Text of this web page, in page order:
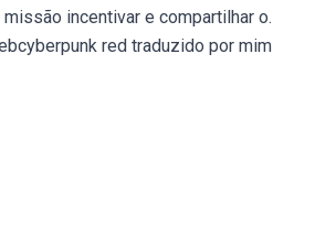
incentivar e compartilhar o.
red traduzido por mim